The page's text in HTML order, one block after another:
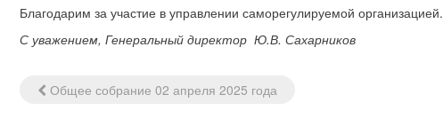
Благодарим за участие в управлении саморегулируемой организацией.
С уважением, Генеральный директор Ю.В. Сахарников
Навигация
Общее собрание 02 апреля 2025 года